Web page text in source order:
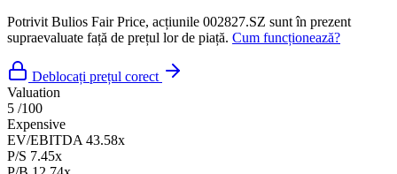
Potrivit Bulios Fair Price, acțiunile 002827.SZ sunt în prezent
supraevaluate față de prețul lor de piață. Cum funcționează?
Deblocați prețul corect
Valuation
5 /100
Expensive
EV/EBITDA 43.58x
P/S 7.45x